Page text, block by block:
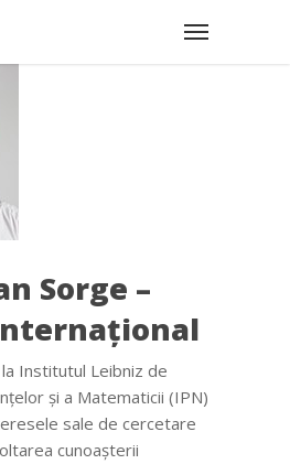
Sorge –
Institutul Leibniz de
și a Matematicii (IPN)
sale de cercetare
cunoașterii